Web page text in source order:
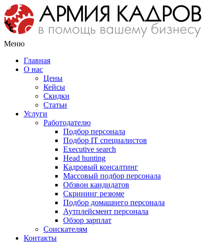
Меню
Главная
О нас
Цены
Кейсы
Скидки
Статьи
Услуги
Работодателю
Подбор персонала
Подбор IT специалистов
Еxecutive search
Head hunting
Кадровый консалтинг
Массовый подбор персонала
Обзвон кандидатов
Скрининг резюме
Подбор домашнего персонала
Аутплейсмент персонала
Обзор зарплат
Соискателям
Контакты